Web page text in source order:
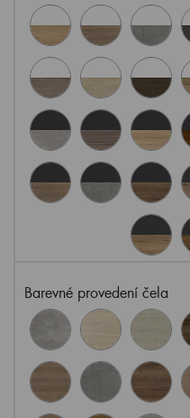
Barevné provedení čela